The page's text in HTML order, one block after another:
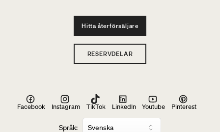
Hitta återförsäljare
RESERVDELAR
Språk:
Facebook Instagram TikTok LinkedIn Youtube Pinterest